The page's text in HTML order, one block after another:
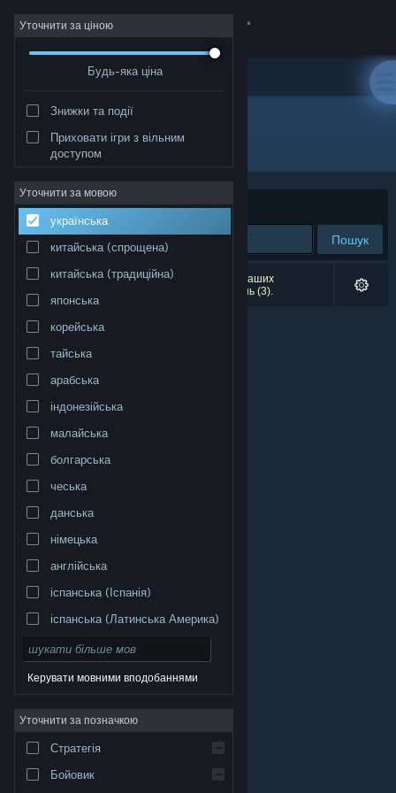
Увійти
Крамниця
Інформація
Підтримка
Змінити мову
Переглянути повну версію
© Valve Corporation. Усі права захищено. Усі
Юридична інформація
підписника Steam
cookie
Уточнити за ціною
Будь-яка ціна
Знижки та події
Приховати ігри з вільним
доступом
Уточнити за мовою
українська
китайська (спрощена)
китайська (традиційна)
японська
корейська
тайська
арабська
індонезійська
малайська
болгарська
чеська
данська
німецька
англійська
іспанська (Іспанія)
іспанська (Латинська Америка)
Керувати мовними вподобаннями
Уточнити за позначкою
Стратегія
Бойовик
Видавець: Mitorah Games
Упорядкувати за доречністю
Пошук
Результатів вашого пошуку: 0. Відповідно до ваших
уподобань було виключено кілька найменувань (3).